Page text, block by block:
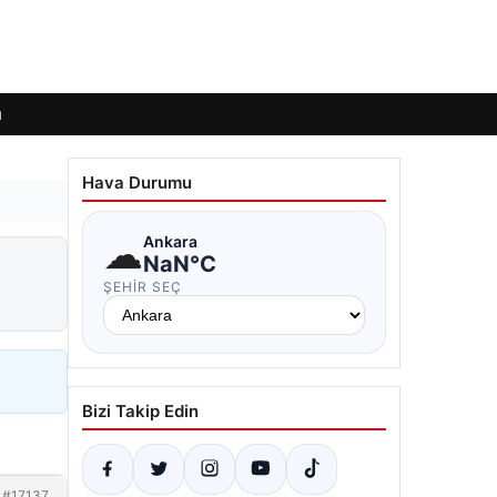
Hava Durumu
☁Ankara
NaN°C
ŞEHIR SEÇ
Bizi Takip Edin